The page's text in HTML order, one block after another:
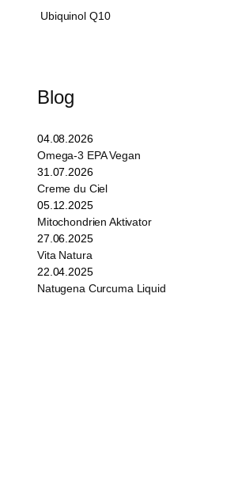
Ubiquinol Q10
Blog
04.08.2026
Omega-3 EPA Vegan
31.07.2026
Creme du Ciel
05.12.2025
Mitochondrien Aktivator
27.06.2025
Vita Natura
22.04.2025
Natugena Curcuma Liquid